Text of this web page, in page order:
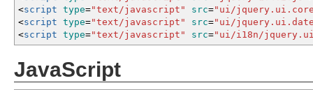
<script type="text/javascript" src="ui/
<script type="text/javascript" src="ui/
<script type="text/javascript" src="ui/i18n/
JavaScript